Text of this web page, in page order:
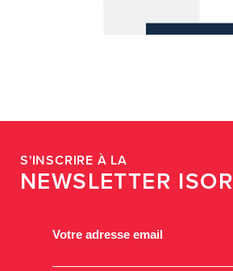
S'INSCRIRE À LA
NEWSLETTER ISOR